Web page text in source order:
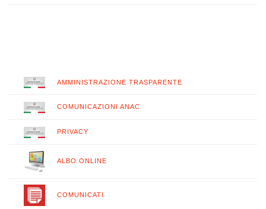
AMMINISTRAZIONE TRASPARENTE
COMUNICAZIONI ANAC
PRIVACY
ALBO ONLINE
COMUNICATI